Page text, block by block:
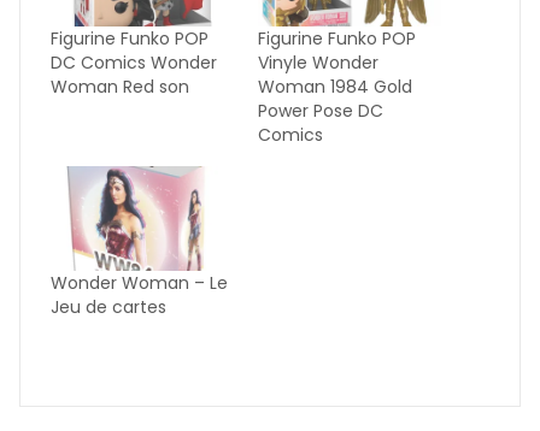
Figurine Funko POP
DC Comics Wonder
Woman Red son
Figurine Funko POP
Vinyle Wonder
Woman 1984 Gold
Power Pose DC
Comics
Wonder Woman – Le
Jeu de cartes